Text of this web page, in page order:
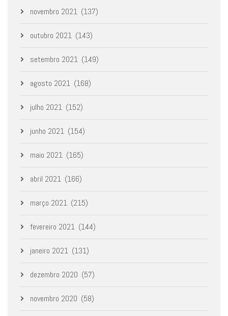
novembro 2021 (137)
outubro 2021 (143)
setembro 2021 (149)
agosto 2021 (168)
julho 2021 (152)
junho 2021 (154)
maio 2021 (165)
abril 2021 (166)
março 2021 (215)
fevereiro 2021 (144)
janeiro 2021 (131)
dezembro 2020 (57)
novembro 2020 (58)